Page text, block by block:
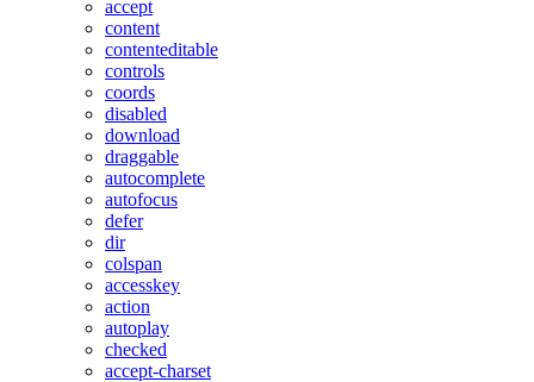
accept
content
contenteditable
controls
coords
disabled
download
draggable
autocomplete
autofocus
defer
dir
colspan
accesskey
action
autoplay
checked
accept-charset